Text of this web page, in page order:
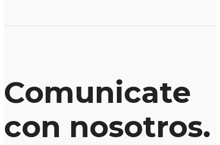
Comunicate
con nosotros.